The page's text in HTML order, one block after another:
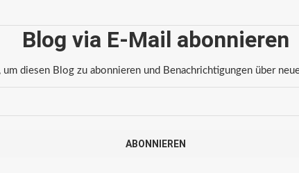
Blog via E-Mail abonnieren
diesen Blog zu abonnieren und Benachrichtigungen über
ABONNIEREN